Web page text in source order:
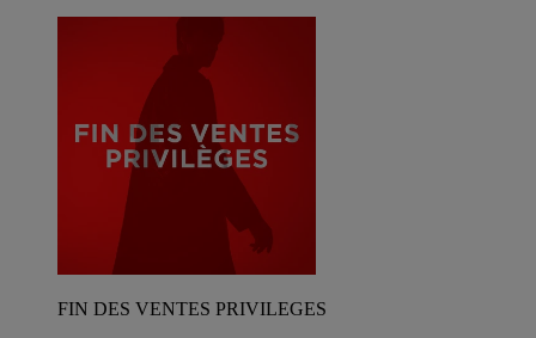
FIN DES VENTES PRIVILEGES